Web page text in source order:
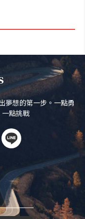
夢想的第一步。一點勇
點挑戰